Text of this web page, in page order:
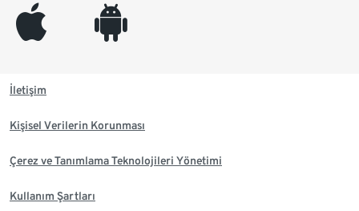
appleinc android
İletişim
Kişisel Verilerin Korunması
Çerez ve Tanımlama Teknolojileri Yönetimi
Kullanım Şartları